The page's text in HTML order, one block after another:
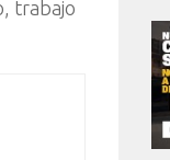
trabajo